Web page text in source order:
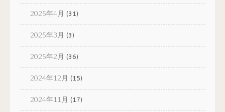
2025年4月 (31)
2025年3月 (3)
2025年2月 (36)
2024年12月 (15)
2024年11月 (17)